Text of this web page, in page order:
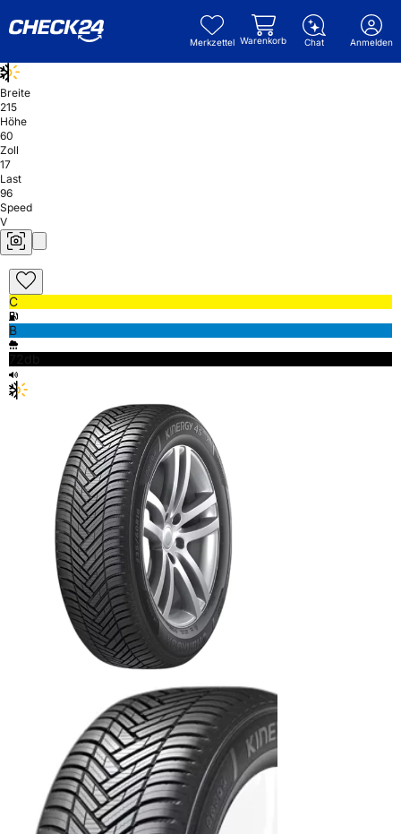
Merkzettel Warenkorb Chat Anmelden
Breite
215
Höhe
60
Zoll
17
Last
96
Speed
V
C
B
72db